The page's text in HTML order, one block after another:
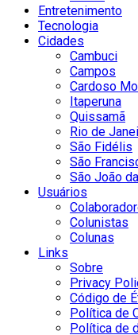
Entretenimento
Tecnologia
Cidades
Cambuci
Campos
Cardoso
Itaperuna
Quissamã
Rio de
São Fidélis
São
São João
Usuários
Colunistas
Colunas
Links
Sobre
Privacy
Código de
Política de
Política de